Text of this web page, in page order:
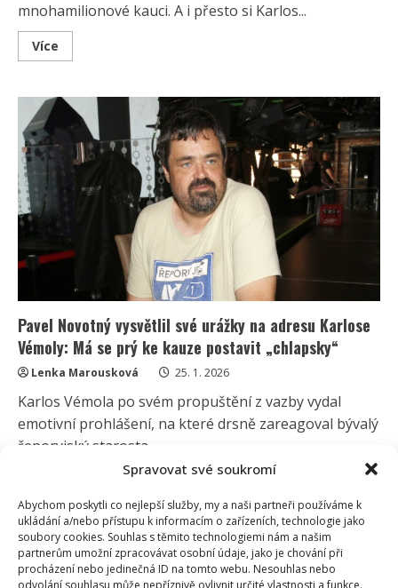
Spravovat své soukromí
Abychom poskytli co nejlepší služby, my a naši partneři používáme k
ukládání a/nebo přístupu k informacím o zařízeních, technologie jako
soubory cookies. Souhlas s těmito technologiemi nám a našim
partnerům umožní zpracovávat osobní údaje, jako je chování při
procházení nebo jedinečná ID na tomto webu. Nesouhlas nebo
odvolání souhlasu může nepříznivě ovlivnit určité vlastnosti a funkce.
mnohamilionové kauci. A i přesto si Karlos...
Více
more
Vémola
přes
vyšetřování
vycestoval
do
Německa:
Dovolila
mu
propustka“
Pavel Novotný vysvětlil své urážky na adresu Karlose
Vémoly: Má se prý ke kauze postavit „chlapsky“
Lenka Marousková 25. 1. 2026
Karlos Vémola po svém propuštění z vazby vydal
emotivní prohlášení, na které drsně zareagoval bývalý
řeporyjský starosta...
about
Pavel
Novotný
vysvětlil
své
urážky
na